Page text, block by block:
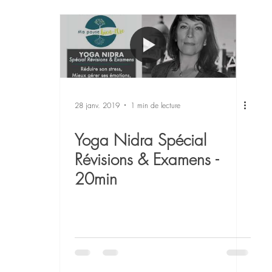
Confiance en soi Gestion du stress
Danse du Dragon Retraites et Stages
28 janv. 2019 1 min de lecture
Yoga Nidra Spécial
Révisions & Examens -
20min